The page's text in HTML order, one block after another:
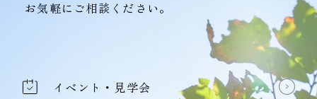
お気軽にご相談ください。
イベント・見学会